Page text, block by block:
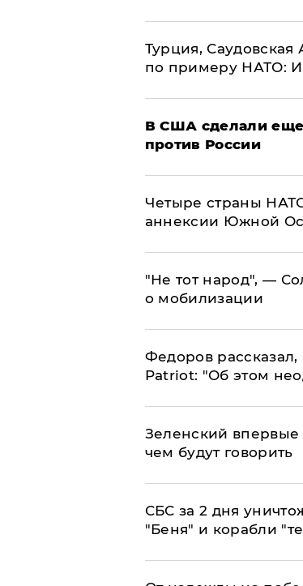
Турция,
по примеру НАТО:
В США сделали
против России
Четыре страны
аннексии Южной
​"Не тот народ", —
о мобилизации
Федоров
Patriot: "Об этом
Зеленский
чем будут говорить
СБС за 2 дня
"Беня" и корабли